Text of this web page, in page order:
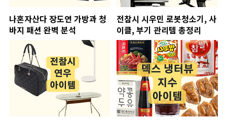
나혼자산다 장도연 가방과 청
바지 패션 완벽 분석
전참시 시우민 로봇청소기, 사
이클, 부기 관리템 총정리